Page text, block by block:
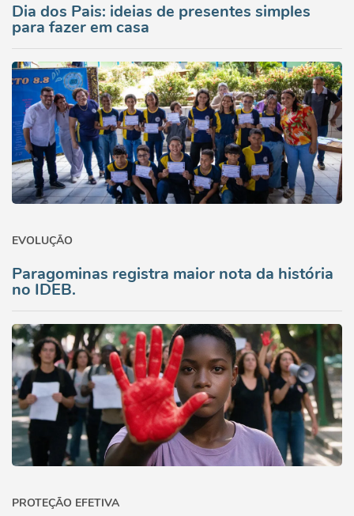
Dia dos Pais: ideias de presentes simples
para fazer em casa
EVOLUÇÃO
Paragominas registra maior nota da história
no IDEB.
PROTEÇÃO EFETIVA